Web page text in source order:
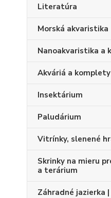
Literatúra
Morská akvaristika
Nanoakvaristika a
Akváriá a komplety
Insektárium
Paludárium
Vitrínky, slenené
Skrinky na mieru
a terárium
Záhradné jazierka |